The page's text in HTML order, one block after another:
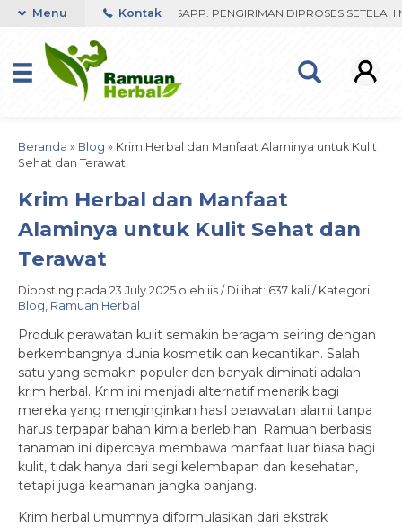
ORDER VIA WHATSAPP. PENGIRIMAN DIPROSES SETELAH
Menu Kontak
Beranda » Blog » Krim Herbal dan Manfaat Alaminya untuk Kulit
Sehat dan Terawat
Krim Herbal dan Manfaat
Alaminya untuk Kulit Sehat dan
Terawat
Diposting pada 23 July 2025 oleh iis / Dilihat: 637 kali / Kategori:
Blog, Ramuan Herbal
Produk perawatan kulit semakin beragam seiring dengan
berkembangnya dunia kosmetik dan kecantikan. Salah
satu yang semakin populer dan banyak diminati adalah
krim herbal. Krim ini menjadi alternatif menarik bagi
mereka yang menginginkan hasil perawatan alami tanpa
harus terpapar bahan kimia berlebihan. Ramuan berbasis
tanaman ini dipercaya membawa manfaat luar biasa bagi
kulit, tidak hanya dari segi kelembapan dan kesehatan,
tetapi juga keamanan jangka panjang.
Krim herbal umumnya diformulasikan dari ekstrak